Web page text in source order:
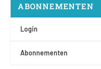
ABONNEMENTEN
Login
Abonnementen